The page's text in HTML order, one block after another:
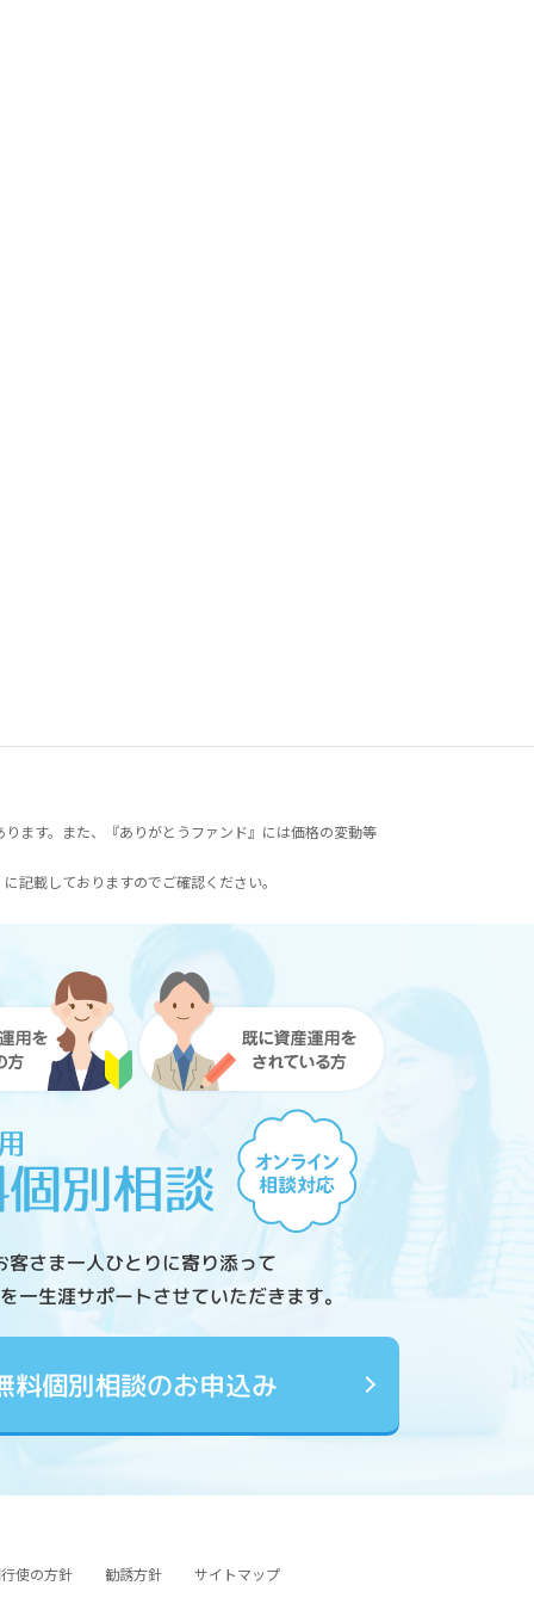
ます。また、『ありがとうファンド』には価格の変動等
記載しておりますのでご確認ください。
客さま一人ひとりに寄り添って
一生涯サポートさせていただきます。
料個別相談のお申込み
使の方針 勧誘方針 サイトマップ